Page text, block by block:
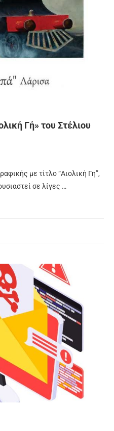
Γή» του Στέλιου
με τίτλο “Αιολική Γη”,
σε λίγες …